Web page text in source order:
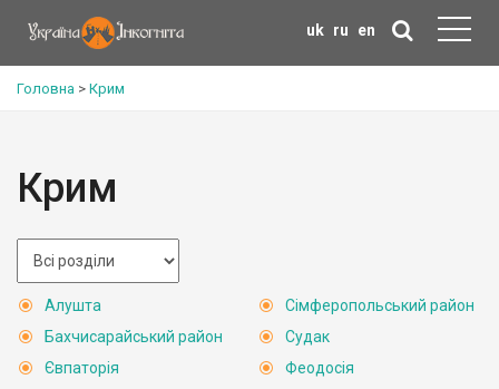
uk ru en
Головна > Крим
Крим
Алушта
Бахчисарайський район
Євпаторія
Сімферопольський район
Судак
Феодосія